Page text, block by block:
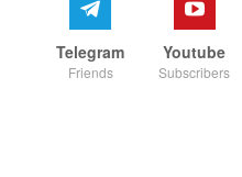
Youtube
Subscribers
Telegram
Friends